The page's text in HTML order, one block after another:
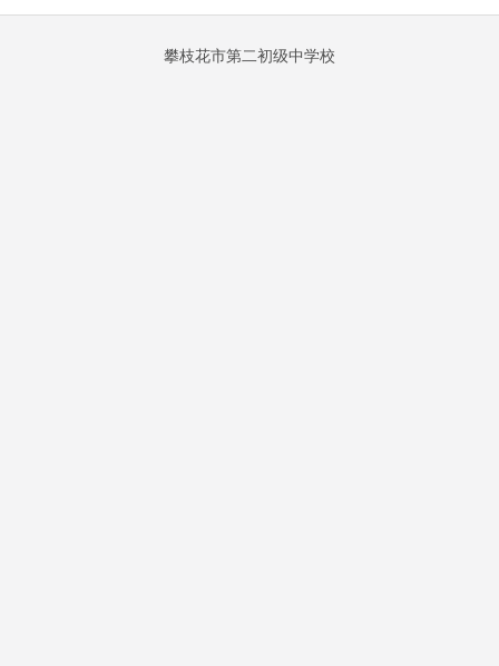
攀枝花市第二初级中学校